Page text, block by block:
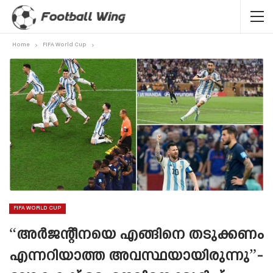
Home FIFA World Cup
FIFA WORLD CUP
“അർജന്റീനയെ എങ്ങിനെ തടുക്കണം
എന്നറിയാത്ത അവസ്ഥയായിരുന്നു”-